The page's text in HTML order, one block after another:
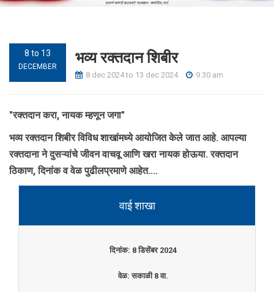
8 to 13
DECEMBER भव्य रक्तदान शिबीर
8 dec 2024 to 13 dec 2024 9.30 am
"रक्तदान करा, नायक म्हणून जगा"
भव्य रक्तदान शिबीर विविध शाखांमध्ये आयोजित केले जात आहे. आपल्या
रक्तदाना ने दुसऱ्यांचे जीवन वाचवू आणि खरा नायक होऊया. रक्तदान
ठिकाण, दिनांक व वेळ पुढीलप्रमाणे आहेत....
वाई शाखा
दिनांक: 8 डिसेंबर 2024
वेळ: सकाळी 8 वा.